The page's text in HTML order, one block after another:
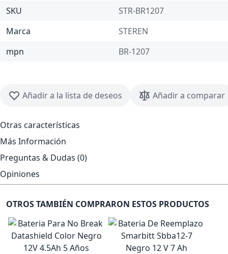
SKU
STR-BR1207
Marca
STEREN
mpn
BR-1207
Añadir a la lista de deseos Añadir a comparar
Otras características
Más Información
Preguntas & Dudas (0)
Opiniones
OTROS TAMBIÉN COMPRARON ESTOS PRODUCTOS